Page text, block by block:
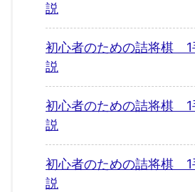
説
初心者のための詰将棋
説
初心者のための詰将棋
説
初心者のための詰将棋
説